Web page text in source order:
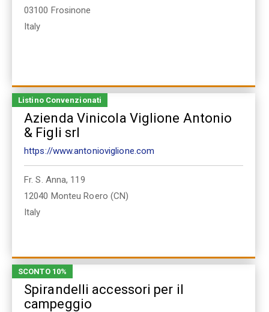
03100 Frosinone
Italy
Listino Convenzionati
Azienda Vinicola Viglione Antonio
& Figli srl
https://www.antonioviglione.com
Fr. S. Anna, 119
12040 Monteu Roero (CN)
Italy
SCONTO 10%
Spirandelli accessori per il
campeggio